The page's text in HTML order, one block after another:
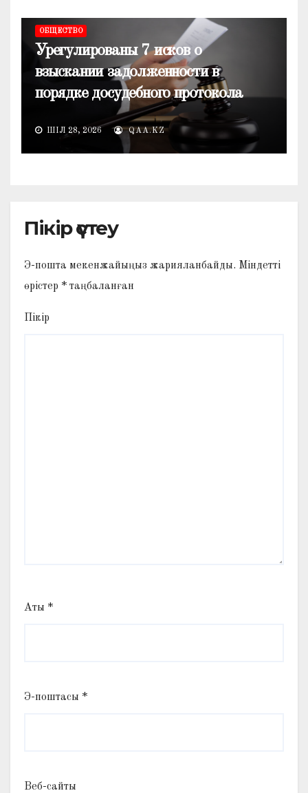
ОБЩЕСТВО
Урегулированы 7 исков о
взыскании задолженности в
порядке досудебного протокола
ШІЛ 28, 2026 QAA.KZ
Пікір үстеу
Э-пошта мекенжайыңыз жарияланбайды. Міндетті
өрістер * таңбаланған
Пікір
Аты *
Э-поштасы *
Веб-сайты